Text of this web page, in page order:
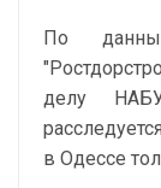
По
делу
в Одессе